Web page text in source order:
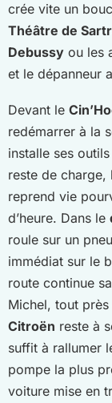
crée vite un
Théâtre de
Debussy ou les
et le dépanneur
Devant le
redémarrer à la
installe ses
reste de
reprend vie
d’heure. Dans le
roule sur un
immédiat sur le
route continue
Michel, tout près
Citroën reste à
suffit à rallumer
pompe la plus
voiture mise en